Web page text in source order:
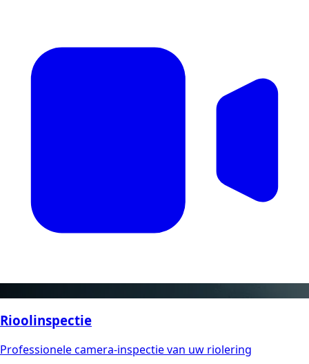
Rioolinspectie
Professionele camera-inspectie van uw riolering